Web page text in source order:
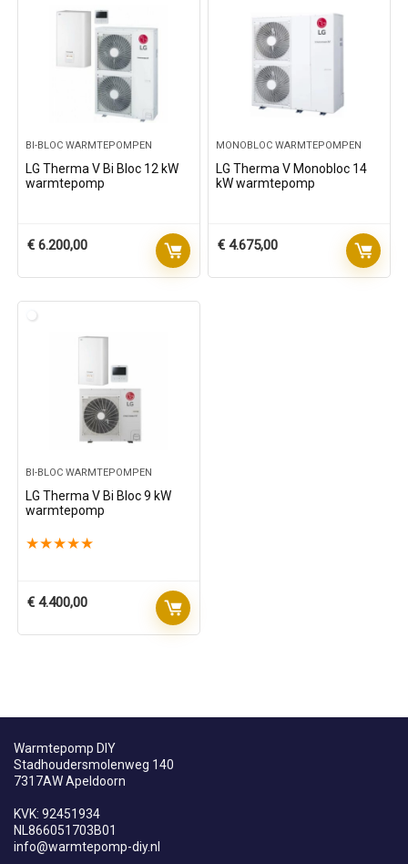
BI-BLOC WARMTEPOMPEN
LG Therma V Bi Bloc 12 kW
warmtepomp
€ 6.200,00
MONOBLOC WARMTEPOMPEN
LG Therma V Monobloc 14
kW warmtepomp
€ 4.675,00
BI-BLOC WARMTEPOMPEN
LG Therma V Bi Bloc 9 kW
warmtepomp
★★★★★
€ 4.400,00
Warmtepomp DIY
Stadhoudersmolenweg 140
7317AW Apeldoorn
KVK: 92451934
NL866051703B01
info@warmtepomp-diy.nl